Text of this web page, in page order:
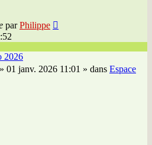
parPhilippe
2026
» 01 janv. 2026 11:01 » dans Espace